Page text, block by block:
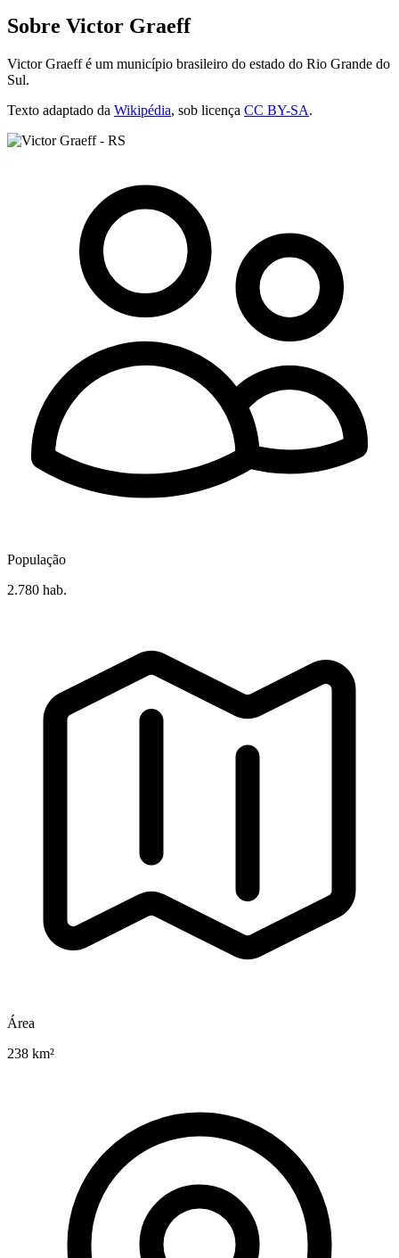
Sobre Victor Graeff
Victor Graeff é um município brasileiro do estado do Rio Grande do
Sul.
Texto adaptado da Wikipédia, sob licença CC BY-SA.
População
2.780 hab.
Área
238 km²